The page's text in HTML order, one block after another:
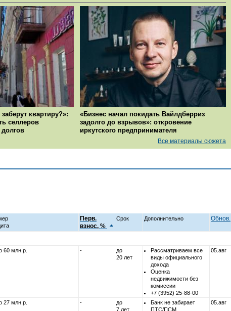
квартиру?»:
селлеров
«Бизнес начал покидать Вайлдберриз
задолго до взрывов»: откровение
иркутского предпринимателя
Все материалы сюжета
Перв.
взнос, %
Срок Дополнительно Обнов.
60 млн.р. -
до
20 лет
Рассматриваем все
виды официального
дохода
Оценка
недвижимости без
комиссии
+7 (3952) 25-88-00
05.авг
27 млн.р. -
до
7 лет
Банк не забирает
ПТС/ПСМ
05.авг